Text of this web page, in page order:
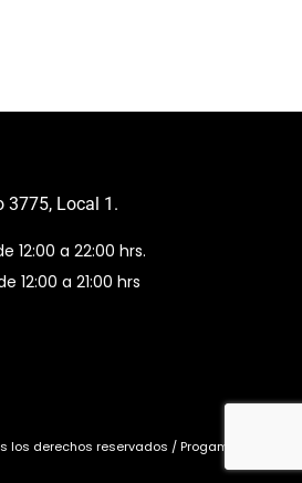
3775, Local 1.
12:00 a 22:00 hrs.
12:00 a 21:00 hrs
los derechos reservados / Progaming Ltda.